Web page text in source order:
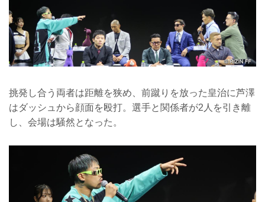
挑発し合う両者は距離を狭め、前蹴りを放った皇治に芦澤
はダッシュから顔面を殴打。選手と関係者が2人を引き離
し、会場は騒然となった。